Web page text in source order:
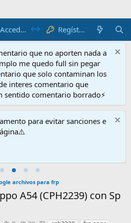
Acceder Regístrate
que no aporten nada a
me quedo full sin pegar
que solo contaminan los
interes comentario que
sentido comentario borrado⚡
para evitar sanciones e
archivos para frp
A54 (CPH2239) con Sp